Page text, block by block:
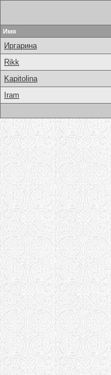
Имя
Иргарина
Rikk
Kapitolina
Iram